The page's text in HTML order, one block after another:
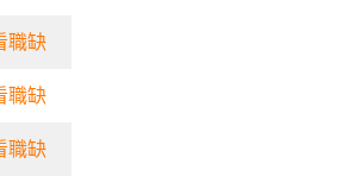
職缺
職缺
職缺